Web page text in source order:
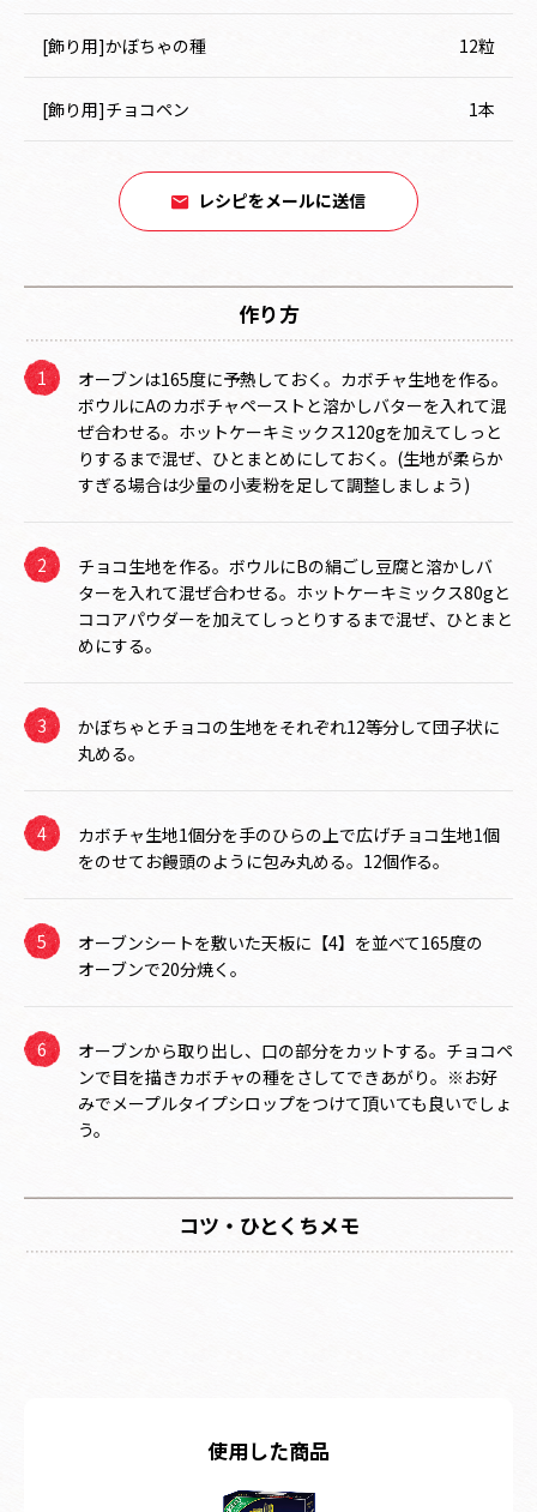
[飾り用]かぼちゃの種 12粒
[飾り用]チョコペン 1本
レシピをメールに送信
作り方
オーブンは165度に予熱しておく。カボチャ生地を作る。
ボウルにAのカボチャペーストと溶かしバターを入れて混
ぜ合わせる。ホットケーキミックス120gを加えてしっと
りするまで混ぜ、ひとまとめにしておく。(生地が柔らか
すぎる場合は少量の小麦粉を足して調整しましょう)
チョコ生地を作る。ボウルにBの絹ごし豆腐と溶かしバ
ターを入れて混ぜ合わせる。ホットケーキミックス80gと
ココアパウダーを加えてしっとりするまで混ぜ、ひとまと
めにする。
かぼちゃとチョコの生地をそれぞれ12等分して団子状に
丸める。
カボチャ生地1個分を手のひらの上で広げチョコ生地1個
をのせてお饅頭のように包み丸める。12個作る。
オーブンシートを敷いた天板に【4】を並べて165度の
オーブンで20分焼く。
オーブンから取り出し、口の部分をカットする。チョコペ
ンで目を描きカボチャの種をさしてできあがり。※お好
みでメープルタイプシロップをつけて頂いても良いでしょ
う。
コツ・ひとくちメモ
使用した商品